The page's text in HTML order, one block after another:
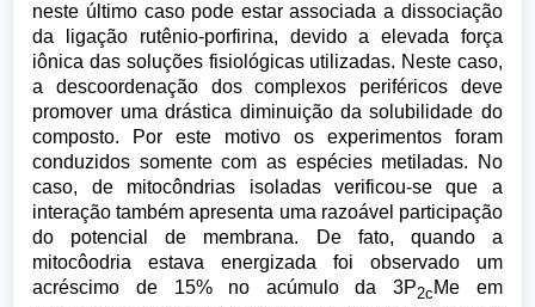
neste último caso pode estar associada a dissociação
da ligação rutênio-porfirina, devido a elevada força
iônica das soluções fisiológicas utilizadas. Neste caso,
a descoordenação dos complexos periféricos deve
promover uma drástica diminuição da solubilidade do
composto. Por este motivo os experimentos foram
conduzidos somente com as espécies metiladas. No
caso, de mitocôndrias isoladas verificou-se que a
interação também apresenta uma razoável participação
do potencial de membrana. De fato, quando a
mitocôodria estava energizada foi observado um
acréscimo de 15% no acúmulo da 3P2c Me em